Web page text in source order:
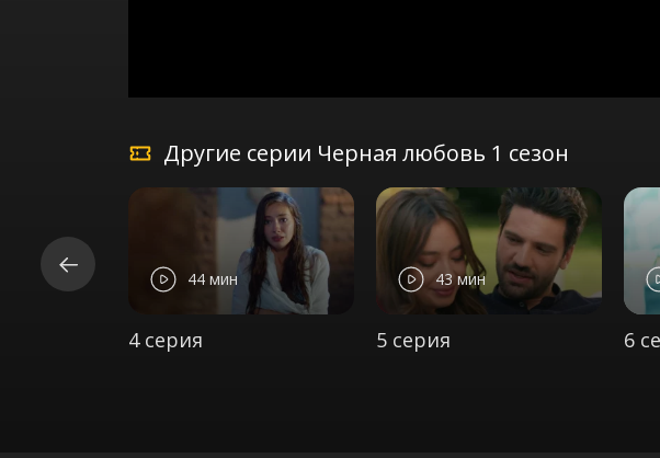
Другие серии Черная любовь 1 сезон
44 мин
4 серия
43 мин
5 серия 6